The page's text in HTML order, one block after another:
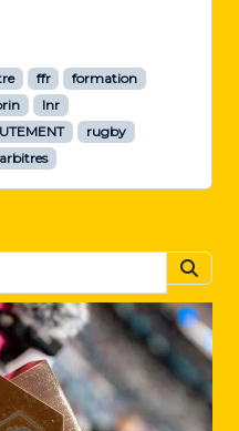
ffr
formation
lnr
rugby